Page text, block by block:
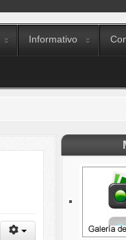
Informativo